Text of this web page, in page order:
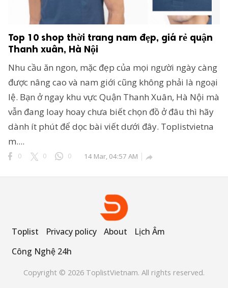
Nghệ 24h
Top 10 shop thời trang nam đẹp, giá rẻ quận
Thanh xuân, Hà Nội
Nhu cầu ăn ngon, mặc đẹp của mọi người ngày càng
được nâng cao và nam giới cũng không phải là ngoại
lệ. Bạn ở ngay khu vực Quận Thanh Xuân, Hà Nội mà
vẫn đang loay hoay chưa biết chọn đồ ở đâu thì hãy
dành ít phút để dọc bài viết dưới đây. Toplistvietna
m....
0 0 0 14 Mar, 04:57 AM 
Toplist Privacy policy About
Lịch Âm
Công Nghệ 24h
Copyright © 2026 ToplistVietnam. All rights reserved.